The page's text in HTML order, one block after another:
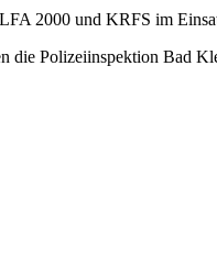
2000 und KRFS im
die Polizeiinspektion Bad